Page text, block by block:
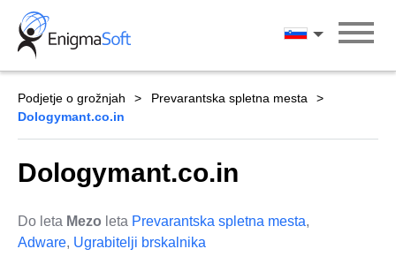
Skip
content
Slovenščina
Podjetje o grožnjah
Prevarantska spletna mesta
Dologymant.co.in
Dologymant.co.in
Do leta Mezo leta Prevarantska spletna mesta,
Adware, Ugrabitelji brskalnika